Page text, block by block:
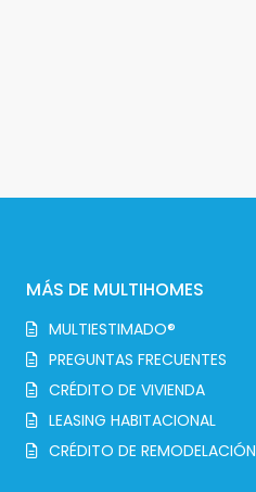
MÁS DE MULTIHOMES
MULTIESTIMADO®
PREGUNTAS FRECUENTES
CRÉDITO DE VIVIENDA
LEASING HABITACIONAL
CRÉDITO DE REMODELACIÓN